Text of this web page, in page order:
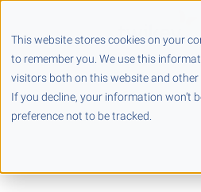
This website stores cookies on your
to remember you. We use this
visitors both on this website and other
If you decline, your information won’t
preference not to be tracked.